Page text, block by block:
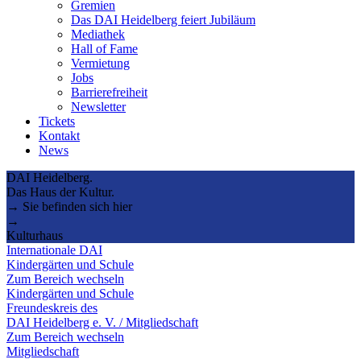
Gremien
Das DAI Heidelberg feiert Jubiläum
Mediathek
Hall of Fame
Vermietung
Jobs
Barrierefreiheit
Newsletter
Tickets
Kontakt
News
DAI Heidelberg.
Das Haus der Kultur.
→ Sie befinden sich hier
→
Kulturhaus
Internationale DAI
Kindergärten und Schule
Zum Bereich wechseln
Kindergärten und Schule
Freundeskreis des
DAI Heidelberg e. V. / Mitgliedschaft
Zum Bereich wechseln
Mitgliedschaft